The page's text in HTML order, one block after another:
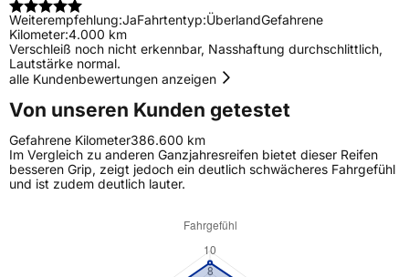
Weiterempfehlung:JaFahrtentyp:ÜberlandGefahrene
Kilometer:4.000 km
Verschleiß noch nicht erkennbar, Nasshaftung durchschlittlich,
Lautstärke normal.
alle Kundenbewertungen anzeigen
Von unseren Kunden getestet
Gefahrene Kilometer386.600 km
Im Vergleich zu anderen Ganzjahresreifen bietet dieser Reifen
besseren Grip, zeigt jedoch ein deutlich schwächeres Fahrgefühl
und ist zudem deutlich lauter.